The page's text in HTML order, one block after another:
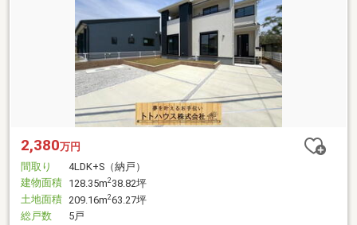
2,380万円
間取り
4LDK+S（納戸）
建物面積 128.35m2 38.82坪
土地面積 209.16m263.27坪
総戸数
5戸